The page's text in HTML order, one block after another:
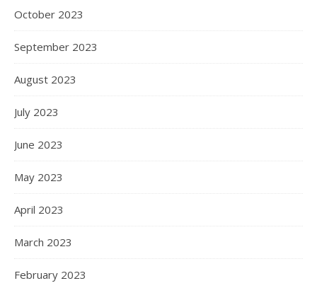
October 2023
September 2023
August 2023
July 2023
June 2023
May 2023
April 2023
March 2023
February 2023